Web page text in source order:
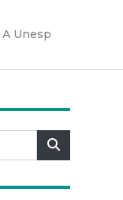
A Unesp